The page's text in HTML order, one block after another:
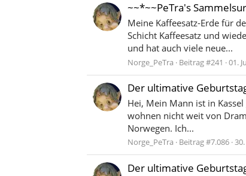
~~*~~PeTra's
Meine Kaffeesatz-Erde für
Schicht Kaffeesatz und
und hat auch viele neue...
Norge_PeTra Beitrag #241 01.
Der ultimative
Hei, Mein Mann ist in
wohnen nicht weit von
Norwegen. Ich...
Norge_PeTra Beitrag #7.086
Der ultimative